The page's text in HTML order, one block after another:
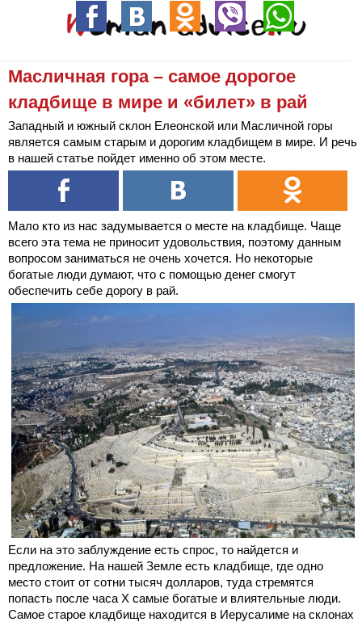
Масличная гора – самое дорогое
кладбище в мире и «билет» в рай
Западный и южный склон Елеонской или Масличной горы
является самым старым и дорогим кладбищем в мире. И речь
в нашей статье пойдет именно об этом месте.
Мало кто из нас задумывается о месте на кладбище. Чаще
всего эта тема не приносит удовольствия, поэтому данным
вопросом заниматься не очень хочется. Но некоторые
богатые люди думают, что с помощью денег смогут
обеспечить себе дорогу в рай.
Если на это заблуждение есть спрос, то найдется и
предложение. На нашей Земле есть кладбище, где одно
место стоит от сотни тысяч долларов, туда стремятся
попасть после часа Х самые богатые и влиятельные люди.
Самое старое кладбище находится в Иерусалиме на склонах